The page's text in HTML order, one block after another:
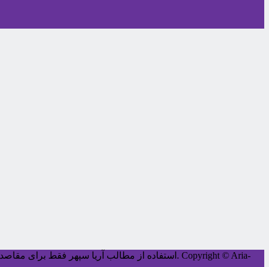
استفاده از مطالب آریا سپهر فقط برای کليه حقوق اين سايت متعلق به آریا سپهر می‌باشد. Copyright © Aria-